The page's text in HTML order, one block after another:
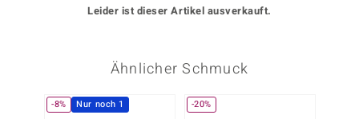
Leider ist dieser Artikel ausverkauft.
Ähnlicher Schmuck
-8% Nur noch 1 -20%